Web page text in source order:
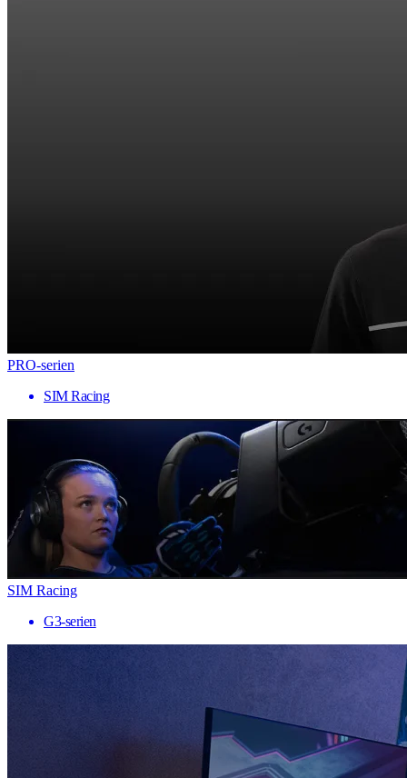
PRO-serien
SIM Racing
SIM Racing
G3-serien